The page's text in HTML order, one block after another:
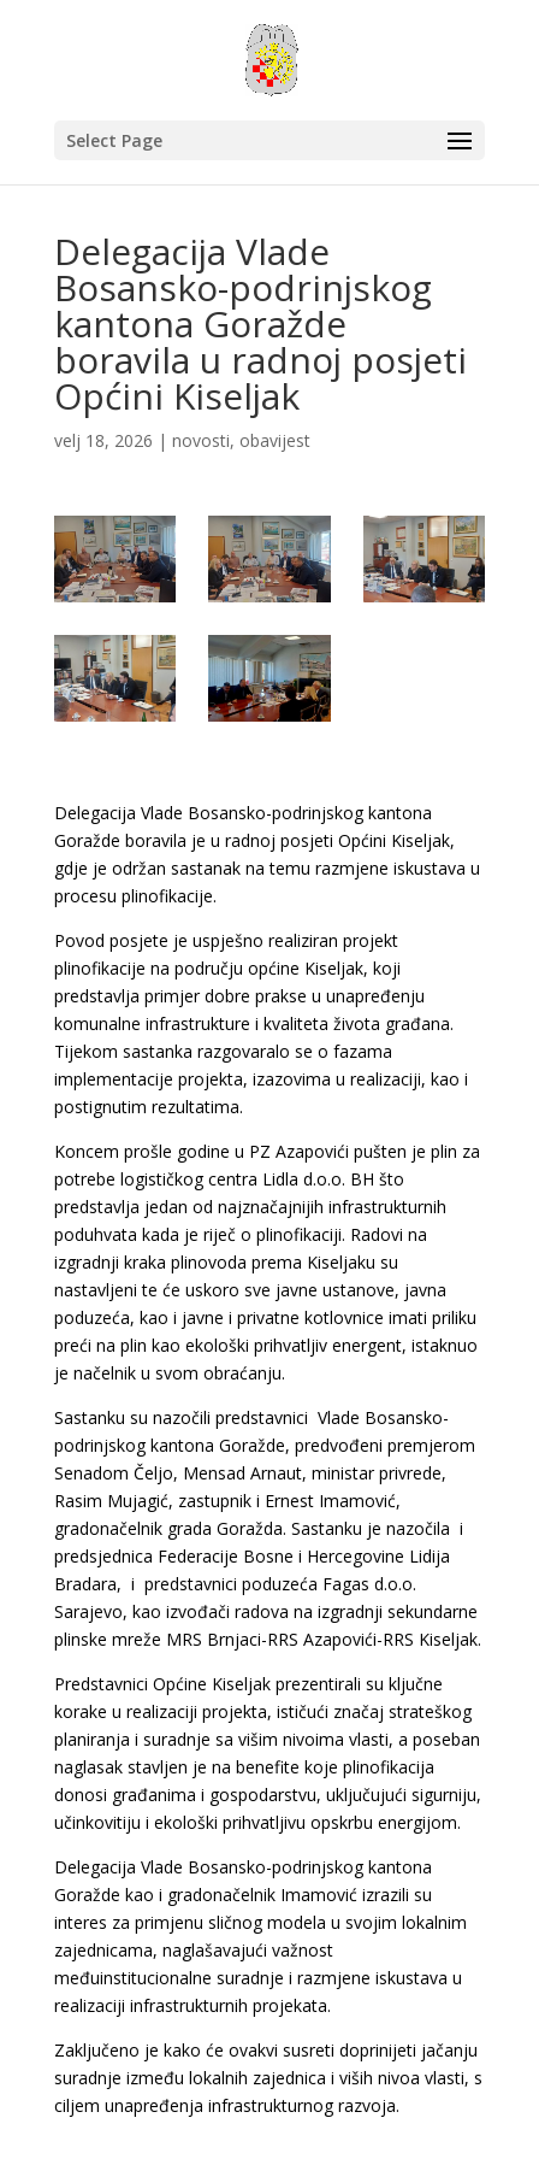
Select Page
Delegacija Vlade
Bosansko-podrinjskog
kantona Goražde
boravila u radnoj posjeti
Općini Kiseljak
velj 18, 2026 | novosti, obavijest
Delegacija Vlade Bosansko-podrinjskog kantona
Goražde boravila je u radnoj posjeti Općini Kiseljak,
gdje je održan sastanak na temu razmjene iskustava u
procesu plinofikacije.
Povod posjete je uspješno realiziran projekt
plinofikacije na području općine Kiseljak, koji
predstavlja primjer dobre prakse u unapređenju
komunalne infrastrukture i kvaliteta života građana.
Tijekom sastanka razgovaralo se o fazama
implementacije projekta, izazovima u realizaciji, kao i
postignutim rezultatima.
Koncem prošle godine u PZ Azapovići pušten je plin za
potrebe logističkog centra Lidla d.o.o. BH što
predstavlja jedan od najznačajnijih infrastrukturnih
poduhvata kada je riječ o plinofikaciji. Radovi na
izgradnji kraka plinovoda prema Kiseljaku su
nastavljeni te će uskoro sve javne ustanove, javna
poduzeća, kao i javne i privatne kotlovnice imati priliku
preći na plin kao ekološki prihvatljiv energent, istaknuo
je načelnik u svom obraćanju.
Sastanku su nazočili predstavnici Vlade Bosansko-
podrinjskog kantona Goražde, predvođeni premjerom
Senadom Čeljo, Mensad Arnaut, ministar privrede,
Rasim Mujagić, zastupnik i Ernest Imamović,
gradonačelnik grada Goražda. Sastanku je nazočila i
predsjednica Federacije Bosne i Hercegovine Lidija
Bradara, i predstavnici poduzeća Fagas d.o.o.
Sarajevo, kao izvođači radova na izgradnji sekundarne
plinske mreže MRS Brnjaci-RRS Azapovići-RRS Kiseljak.
Predstavnici Općine Kiseljak prezentirali su ključne
korake u realizaciji projekta, ističući značaj strateškog
planiranja i suradnje sa višim nivoima vlasti, a poseban
naglasak stavljen je na benefite koje plinofikacija
donosi građanima i gospodarstvu, uključujući sigurniju,
učinkovitiju i ekološki prihvatljivu opskrbu energijom.
Delegacija Vlade Bosansko-podrinjskog kantona
Goražde kao i gradonačelnik Imamović izrazili su
interes za primjenu sličnog modela u svojim lokalnim
zajednicama, naglašavajući važnost
međuinstitucionalne suradnje i razmjene iskustava u
realizaciji infrastrukturnih projekata.
Zaključeno je kako će ovakvi susreti doprinijeti jačanju
suradnje između lokalnih zajednica i viših nivoa vlasti, s
ciljem unapređenja infrastrukturnog razvoja.